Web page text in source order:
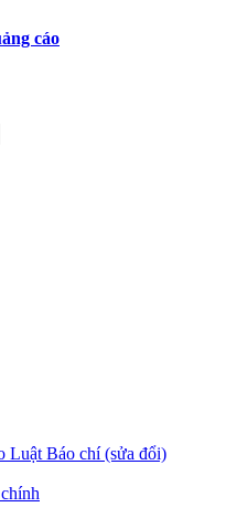
cáo
Luật Báo chí (sửa đổi)